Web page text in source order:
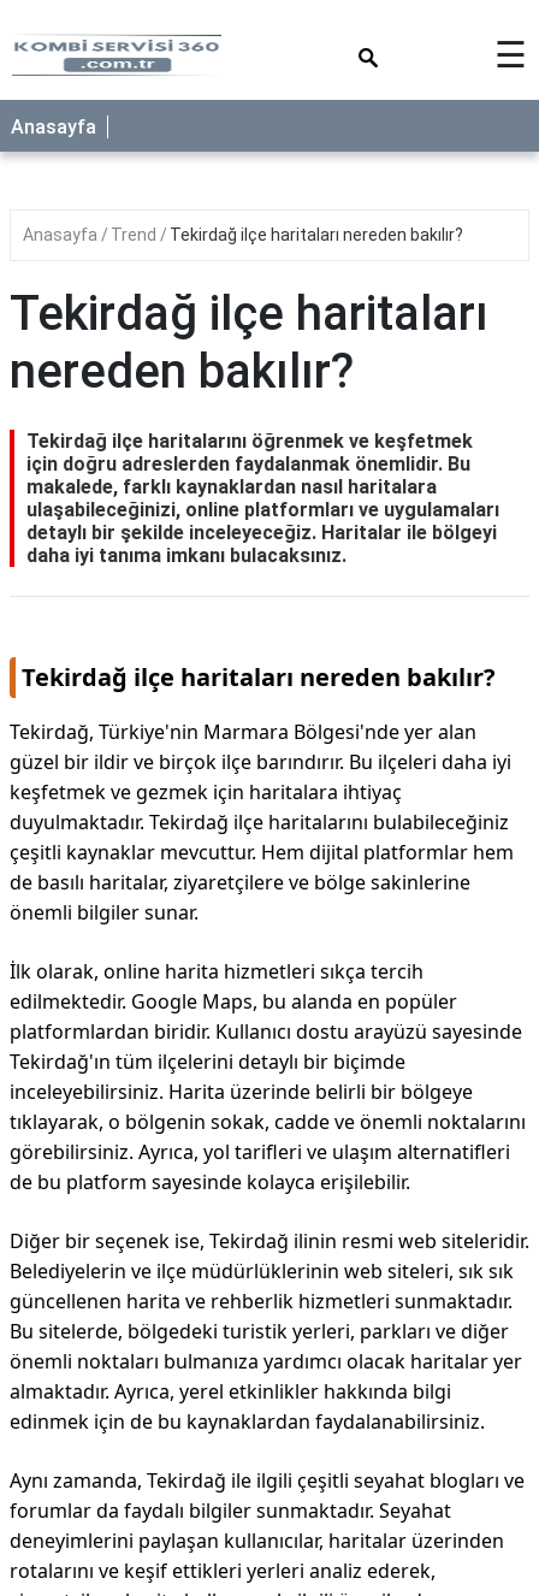
☰
Anasayfa
Anasayfa Trend Tekirdağ ilçe haritaları nereden bakılır?
Tekirdağ ilçe haritaları
nereden bakılır?
Tekirdağ ilçe haritalarını öğrenmek ve keşfetmek
için doğru adreslerden faydalanmak önemlidir. Bu
makalede, farklı kaynaklardan nasıl haritalara
ulaşabileceğinizi, online platformları ve uygulamaları
detaylı bir şekilde inceleyeceğiz. Haritalar ile bölgeyi
daha iyi tanıma imkanı bulacaksınız.
Tekirdağ ilçe haritaları nereden bakılır?
Tekirdağ, Türkiye'nin Marmara Bölgesi'nde yer alan
güzel bir ildir ve birçok ilçe barındırır. Bu ilçeleri daha iyi
keşfetmek ve gezmek için haritalara ihtiyaç
duyulmaktadır. Tekirdağ ilçe haritalarını bulabileceğiniz
çeşitli kaynaklar mevcuttur. Hem dijital platformlar hem
de basılı haritalar, ziyaretçilere ve bölge sakinlerine
önemli bilgiler sunar.
İlk olarak, online harita hizmetleri sıkça tercih
edilmektedir. Google Maps, bu alanda en popüler
platformlardan biridir. Kullanıcı dostu arayüzü sayesinde
Tekirdağ'ın tüm ilçelerini detaylı bir biçimde
inceleyebilirsiniz. Harita üzerinde belirli bir bölgeye
tıklayarak, o bölgenin sokak, cadde ve önemli noktalarını
görebilirsiniz. Ayrıca, yol tarifleri ve ulaşım alternatifleri
de bu platform sayesinde kolayca erişilebilir.
Diğer bir seçenek ise, Tekirdağ ilinin resmi web siteleridir.
Belediyelerin ve ilçe müdürlüklerinin web siteleri, sık sık
güncellenen harita ve rehberlik hizmetleri sunmaktadır.
Bu sitelerde, bölgedeki turistik yerleri, parkları ve diğer
önemli noktaları bulmanıza yardımcı olacak haritalar yer
almaktadır. Ayrıca, yerel etkinlikler hakkında bilgi
edinmek için de bu kaynaklardan faydalanabilirsiniz.
Aynı zamanda, Tekirdağ ile ilgili çeşitli seyahat blogları ve
forumlar da faydalı bilgiler sunmaktadır. Seyahat
deneyimlerini paylaşan kullanıcılar, haritalar üzerinden
rotalarını ve keşif ettikleri yerleri analiz ederek,